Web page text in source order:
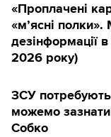
«Проплачені
«м’ясні полки».
дезінформації
2026 року)
ЗСУ
можемо
Собко